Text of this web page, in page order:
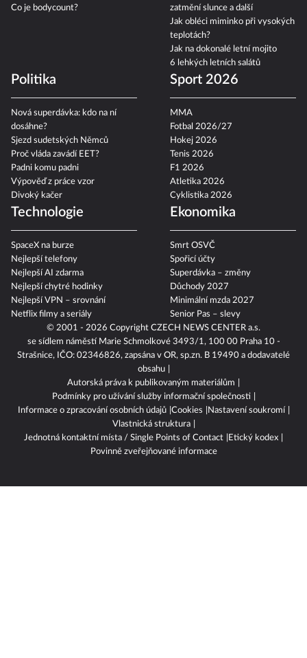
© 2001 - 2026 Copyright CZECH NEWS CENTER a.s.
se sídlem náměstí Marie Schmolkové 3493/1, 100 00 Praha 10 -
Strašnice, IČO: 02346826, zapsána v OR, sp.zn. B 19490 a dodavatelé
obsahu
Autorská práva k publikovaným materiálům
Podmínky pro užívání služby informační společnosti
Informace o zpracování osobních údajů Cookies
Nastavení soukromí
Vlastnická struktura
Jednotná kontaktní místa / Single Points of Contact
Etický kodex
Povinně zveřejňované informace
Co je bodycount?
zatmění slunce a další
Jak obléci miminko při vysokých
teplotách?
Jak na dokonalé letní mojito
6 lehkých letních salátů
Politika
Nová superdávka: kdo na ní
dosáhne?
Sjezd sudetských Němců
Proč vláda zavádí EET?
Padni komu padni
Výpověď z práce vzor
Divoký kačer
Sport 2026
MMA
Fotbal 2026/27
Hokej 2026
Tenis 2026
F1 2026
Atletika 2026
Cyklistika 2026
Technologie
SpaceX na burze
Nejlepší telefony
Nejlepší AI zdarma
Nejlepší chytré hodinky
Nejlepší VPN – srovnání
Netflix filmy a seriály
Ekonomika
Smrt OSVČ
Spořicí účty
Superdávka – změny
Důchody 2027
Minimální mzda 2027
Senior Pas – slevy